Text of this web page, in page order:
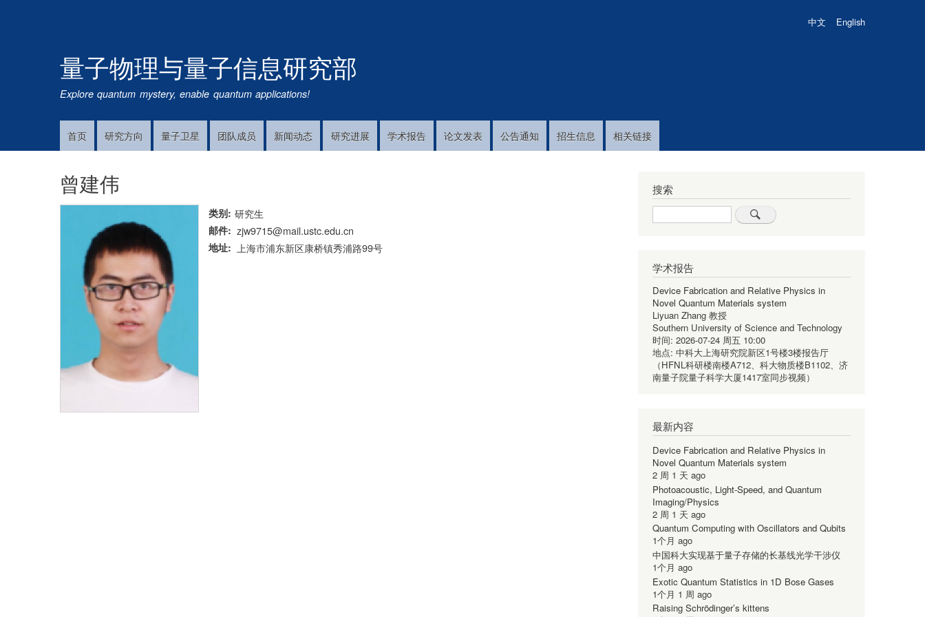
中文 English
量子物理与量子信息研究部
Explore quantum mystery, enable quantum applications!
Main首页 研究方向 量子卫星 团队成员 新闻动态 研究进展 学术报告 论文发表 公告通知 招生信息 相关链接
曾建伟
类别 研究生
邮件 zjw9715@mail.ustc.edu.cn
地址 上海市浦东新区康桥镇秀浦路99号
搜索
Search
学术报告
Device Fabrication and Relative Physics in
Novel Quantum Materials system
Liyuan Zhang 教授
Southern University of Science and Technology
时间: 2026-07-24 周五 10:00
地点: 中科大上海研究院新区1号楼3楼报告厅
（HFNL科研楼南楼A712、科大物质楼B1102、济
南量子院量子科学大厦1417室同步视频）
最新内容
Device Fabrication and Relative Physics in
Novel Quantum Materials system
2 周 1 天 ago
Photoacoustic, Light-Speed, and Quantum
Imaging/Physics
2 周 1 天 ago
Quantum Computing with Oscillators and Qubits
1个月 ago
中国科大实现基于量子存储的长基线光学干涉仪
1个月 ago
Exotic Quantum Statistics in 1D Bose Gases
1个月 1 周 ago
Raising Schrödinger’s kittens